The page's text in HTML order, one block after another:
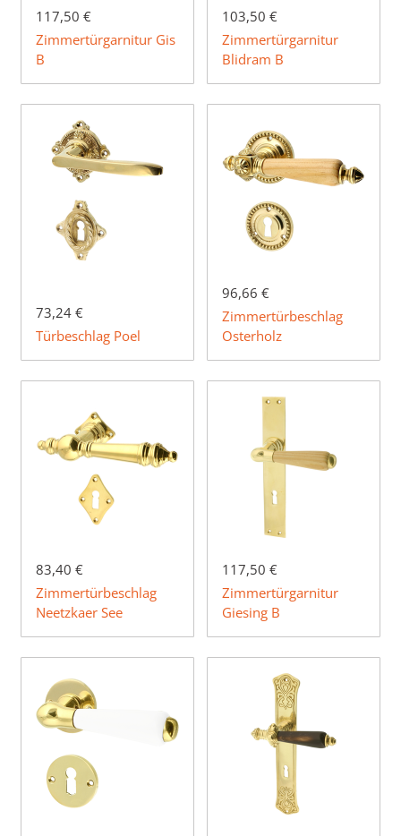
117,50 €
Zimmertürgarnitur Gis
B
103,50 €
Zimmertürgarnitur
Blidram B
73,24 €
Türbeschlag Poel
96,66 €
Zimmertürbeschlag
Osterholz
83,40 €
Zimmertürbeschlag
Neetzkaer See
117,50 €
Zimmertürgarnitur
Giesing B